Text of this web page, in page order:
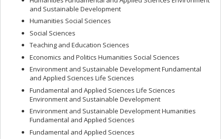
and Sustainable Development
Humanities Social Sciences
Social Sciences
Teaching and Education Sciences
Economics and Politics Humanities Social Sciences
Environment and Sustainable Development Fundamental
and Applied Sciences Life Sciences
Fundamental and Applied Sciences Life Sciences
Environment and Sustainable Development
Environment and Sustainable Development Humanities
Fundamental and Applied Sciences
Fundamental and Applied Sciences